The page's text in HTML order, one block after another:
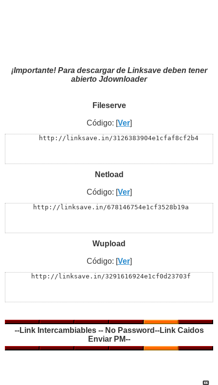
¡Importante! Para descargar de Linksave deben tener
abierto Jdownloader
Fileserve
Código: [Ver]
     http://linksave.in/3126383904e1cfaf8cf2b4
Netload
Código: [Ver]
http://linksave.in/678146754e1cf3528b19a
Wupload
Código: [Ver]
http://linksave.in/3291616924e1cf0d23703f
--Link Intercambiables -- No Password--Link Caidos
Enviar PM--